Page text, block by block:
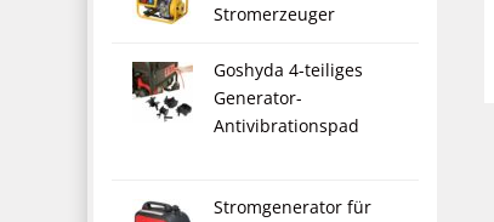
Stromerzeuger
Goshyda 4-teiliges
Generator-
Antivibrationspad
Stromgenerator für